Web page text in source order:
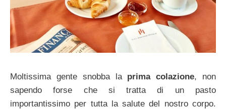
Moltissima gente snobba la prima colazione, non
sapendo forse che si tratta di un pasto
importantissimo per tutta la salute del nostro corpo.